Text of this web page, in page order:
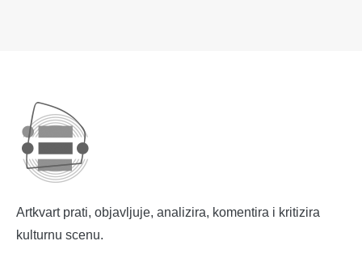
Artkvart prati, objavljuje, analizira, komentira i kritizira
kulturnu scenu.